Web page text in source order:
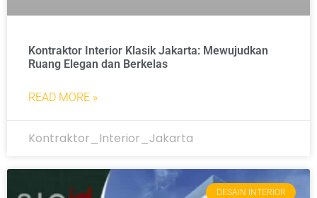
Kontraktor Interior Klasik Jakarta: Mewujudkan
Ruang Elegan dan Berkelas
READ MORE »
Kontraktor_Interior_Jakarta
DESAIN INTERIOR